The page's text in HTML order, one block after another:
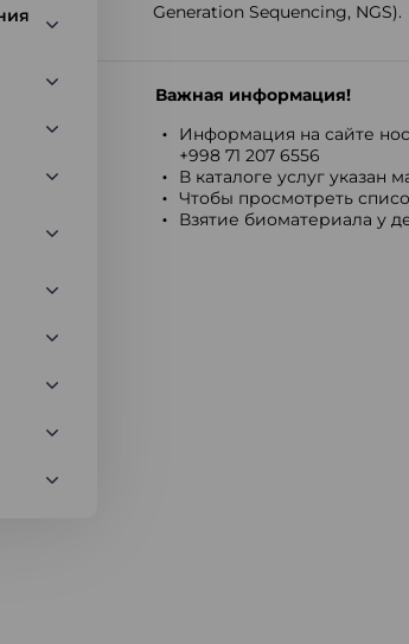
Generation Sequencing, NGS).
Важная информация!
Информация на сайте
+998 71 207 6556
В каталоге услуг
Чтобы просмотреть
Взятие биоматериала у